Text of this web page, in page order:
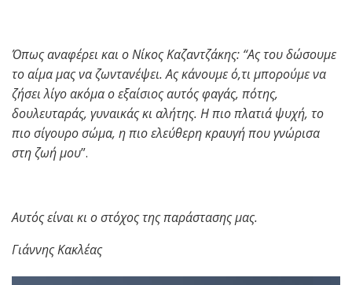
Όπως αναφέρει και ο Νίκος Καζαντζάκης: “Ας του δώσουμε
το αίμα μας να ζωντανέψει. Ας κάνουμε ό,τι μπορούμε να
ζήσει λίγο ακόμα ο εξαίσιος αυτός φαγάς, πότης,
δουλευταράς, γυναικάς κι αλήτης. Η πιο πλατιά ψυχή, το
πιο σίγουρο σώμα, η πιο ελεύθερη κραυγή που γνώρισα
στη ζωή μου”.
Αυτός είναι κι ο στόχος της παράστασης μας.
Γιάννης Κακλέας